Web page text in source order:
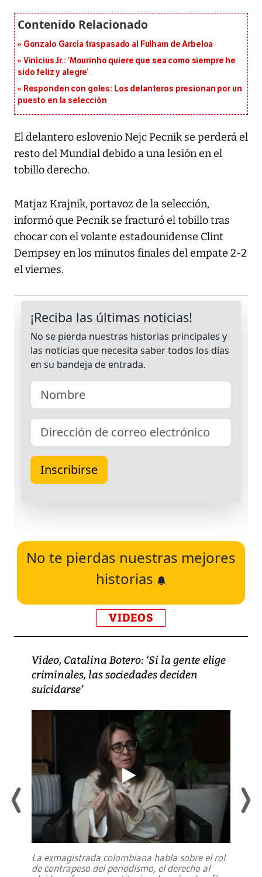
Gonzalo García traspasado al Fulham de Arbeloa
Vinícius Jr.: ‘Mourinho quiere que sea como siempre he
sido feliz y alegre’
Responden con goles: Los delanteros presionan por un
puesto en la selección
El delantero eslovenio Nejc Pecnik se perderá el
resto del Mundial debido a una lesión en el
tobillo derecho.
Matjaz Krajnik, portavoz de la selección,
informó que Pecnik se fracturó el tobillo tras
chocar con el volante estadounidense Clint
Dempsey en los minutos finales del empate 2-2
el viernes.
No te pierdas nuestras mejores
historias
VIDEOS
Video, Catalina Botero: ‘Si la gente elige
criminales, las sociedades deciden
suicidarse’
La exmagistrada colombiana habla sobre el rol
de contrapeso del periodismo, el derecho al